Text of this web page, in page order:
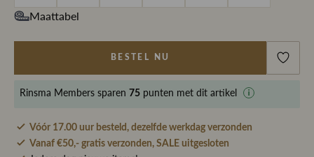
Maattabel
BESTEL NU
Rinsma Members sparen 75 punten met dit artikel
Vóór 17.00 uur besteld, dezelfde werkdag verzonden
Vanaf €50,- gratis verzonden, SALE uitgesloten